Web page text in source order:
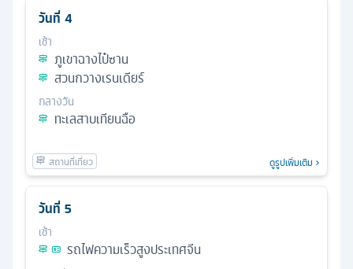
วันที่ 4
เช้า
ภูเขาฉางไป๋ซาน
สวนกวางเรนเดียร์
กลางวัน
ทะเลสาบเทียนฉือ
ดูรูปเพิ่มเติม
วันที่ 5
เช้า
รถไฟความเร็วสูงประเทศจีน